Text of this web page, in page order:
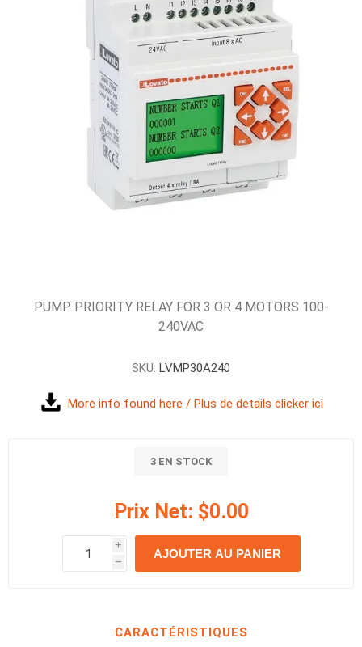
PUMP PRIORITY RELAY FOR 3 OR 4 MOTORS 100-
240VAC
SKU: LVMP30A240
More info found here / Plus de details clicker ici
3 EN STOCK
Prix Net: $0.00
i
h
h
AJOUTER AU PANIER
CARACTÉRISTIQUES